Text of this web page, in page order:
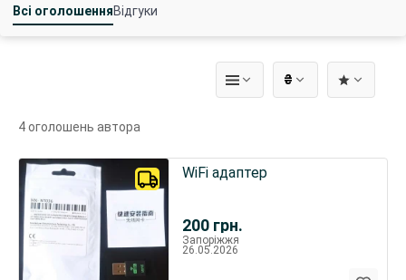
Всі оголошенняВідгуки
₴
4 оголошень автора
200 грн.
WiFi адаптер
Запоріжжя
26.05.2026